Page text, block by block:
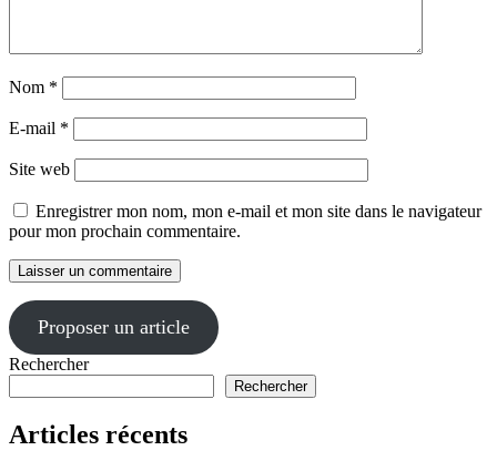
Nom *
E-mail *
Site web
Enregistrer mon nom, mon e-mail et mon site dans le navigateur
pour mon prochain commentaire.
Proposer un article
Rechercher
Rechercher
Articles récents